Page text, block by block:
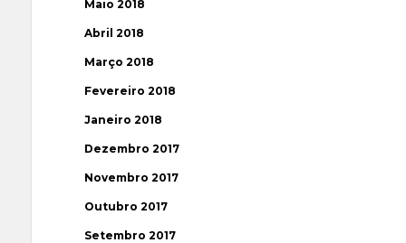
Maio 2018
Abril 2018
Março 2018
Fevereiro 2018
Janeiro 2018
Dezembro 2017
Novembro 2017
Outubro 2017
Setembro 2017